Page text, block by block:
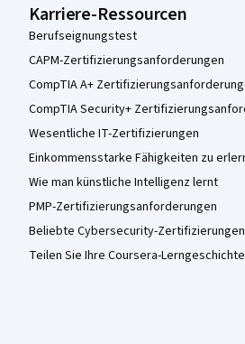
Karriere-Ressourcen
Berufseignungstest
CAPM-Zertifizierungsanforderungen
CompTIA A+
CompTIA Security+
Wesentliche IT-Zertifizierungen
Einkommensstarke Fähigkeiten zu
Wie man künstliche Intelligenz lernt
PMP-Zertifizierungsanforderungen
Beliebte Cybersecurity-Zertifizierungen
Teilen Sie Ihre Coursera-Lerngeschichte